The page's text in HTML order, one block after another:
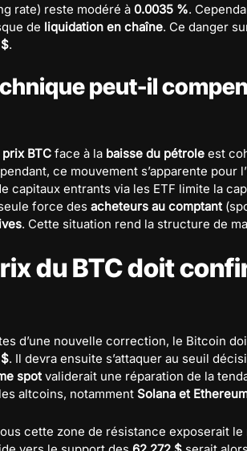
rate) reste modéré à 0.0035 %.
de liquidation en chaîne. Ce danger
.
peut-il
prix BTC face à la baisse du pétrole est
ce mouvement s’apparente pour
capitaux entrants via les ETF limite la
force des acheteurs au comptant
. Cette situation rend la structure de
du BTC doit
d’une nouvelle correction, le Bitcoin
. Il devra ensuite s’attaquer au seuil
spot validerait une réparation de la
altcoins, notamment Solana et
cette zone de résistance exposerait le